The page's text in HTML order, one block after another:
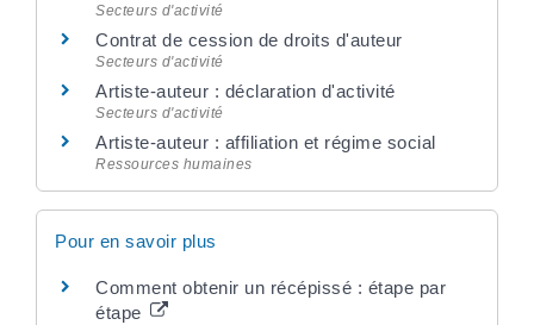
Secteurs d'activité
Contrat de cession de droits d'auteur
Secteurs d'activité
Artiste-auteur : déclaration d'activité
Secteurs d'activité
Artiste-auteur : affiliation et régime social
Ressources humaines
Pour en savoir plus
Comment obtenir un récépissé : étape par
étape